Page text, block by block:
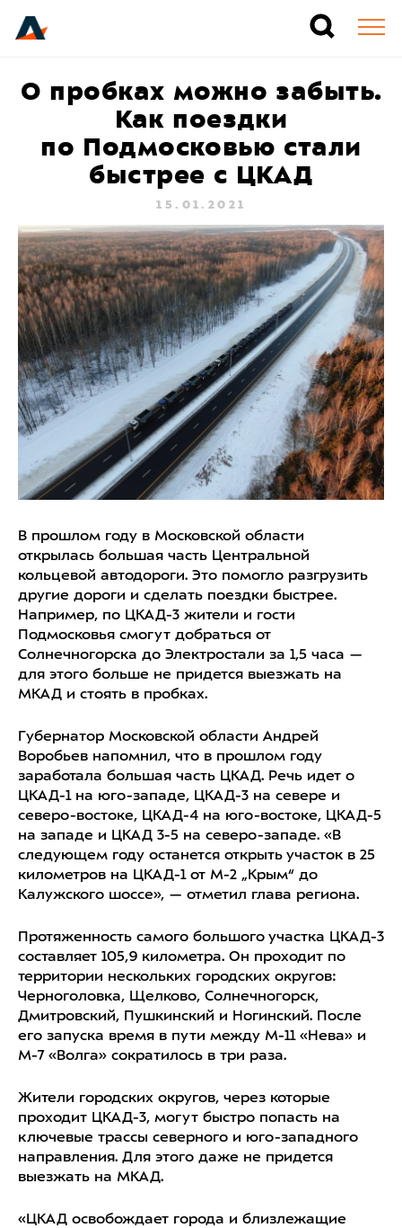
О пробках можно забыть.
Как поездки
по Подмосковью стали
быстрее с ЦКАД
15.01.2021
В прошлом году в Московской области
открылась большая часть Центральной
кольцевой автодороги. Это помогло разгрузить
другие дороги и сделать поездки быстрее.
Например, по ЦКАД-3 жители и гости
Подмосковья смогут добраться от
Солнечногорска до Электростали за 1,5 часа —
для этого больше не придется выезжать на
МКАД и стоять в пробках.
Губернатор Московской области Андрей
Воробьев напомнил, что в прошлом году
заработала большая часть ЦКАД. Речь идет о
ЦКАД-1 на юго-западе, ЦКАД-3 на севере и
северо-востоке, ️ЦКАД-4 на юго-востоке, ️ЦКАД-5
на западе и ЦКАД 3-5 на северо-западе. «В
следующем году останется открыть участок в 25
километров на ЦКАД-1 от М-2 „Крым“ до
Калужского шоссе», — отметил глава региона.
Протяженность самого большого участка ЦКАД-3
составляет 105,9 километра. Он проходит по
территории нескольких городских округов:
Черноголовка, Щелково, Солнечногорск,
Дмитровский, Пушкинский и Ногинский. После
его запуска время в пути между М-11 «Нева» и
М-7 «Волга» сократилось в три раза.
Жители городских округов, через которые
проходит ЦКАД-3, могут быстро попасть на
ключевые трассы северного и юго-западного
направления. Для этого даже не придется
выезжать на МКАД.
«ЦКАД освобождает города и близлежащие